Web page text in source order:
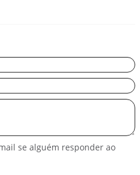
se alguém responder ao